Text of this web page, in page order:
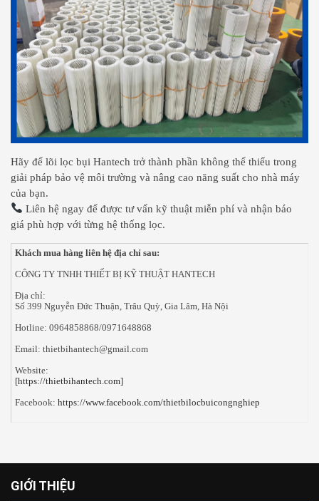
Hãy để lõi lọc bụi Hantech trở thành phần không thể thiếu trong
giải pháp bảo vệ môi trường và nâng cao năng suất cho nhà máy
của bạn.
Liên hệ ngay để được tư vấn kỹ thuật miễn phí và nhận báo
giá phù hợp với từng hệ thống lọc.
Khách mua hàng liên hệ địa chỉ sau:
CÔNG TY TNHH THIẾT BỊ KỸ THUẬT HANTECH
Địa chỉ:
Số 399 Nguyễn Đức Thuận, Trâu Quỳ, Gia Lâm, Hà Nội
Hotline: 0964858868/0971648868
Email: thietbihantech@gmail.com
Website:
[https://thietbihantech.com]
Facebook: https://www.facebook.com/thietbilocbuicongnghiep
GIỚI THIỆU